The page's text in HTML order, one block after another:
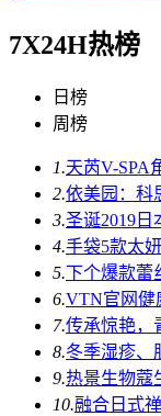
7X24H热榜
日榜
周榜
1.天芮V-SPA
2.依美园：科
3.圣诞2019
4.手袋5款太
5.下个爆款蕾
6.VTN官网健
7.传承惊艳，
8.冬季湿疹、
9.热景生物蔻
10.融合日式